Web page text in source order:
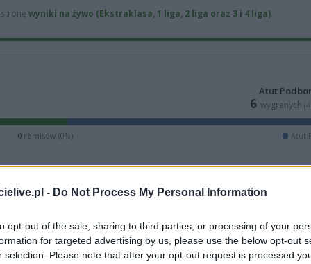
- Do Not Process My Personal Information
opt-out of the sale, sharing to third parties, or processing of your
for targeted advertising by us, please use the below opt-out
selection. Please note that after your opt-out request is processed
wyniki na żywo (Ekstraklasa, 1 liga, 2 liga oraz 3 i 4 liga).
Atut
6 wygranych
0remisów (0%) Atut